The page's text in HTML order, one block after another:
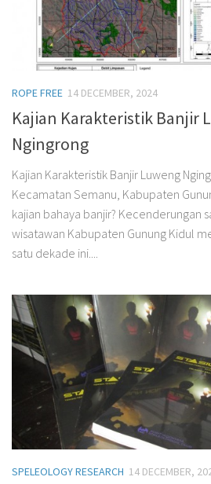
ROPE FREE 14 DECEMBER, 2024
Kajian Karakteristik Banjir
Ngingrong
Kajian Karakteristik Banjir Luweng
Kecamatan Semanu, Kabupaten
kajian bahaya banjir? Kecenderungan
wisatawan Kabupaten Gunung Kidul
satu dekade ini....
SPELEOLOGY RESEARCH 14 DECEMBER,